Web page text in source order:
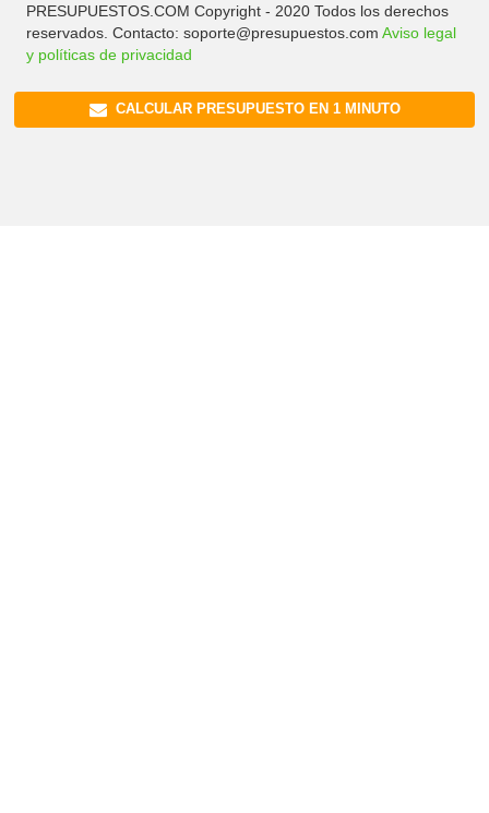
PRESUPUESTOS.COM Copyright - 2020 Todos los derechos
reservados. Contacto: soporte@presupuestos.com Aviso legal
y políticas de privacidad
CALCULAR PRESUPUESTO EN 1 MINUTO